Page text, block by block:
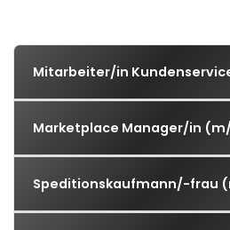
Mitarbeiter/in
Marketplace Manager/in
Speditionskaufmann/-frau